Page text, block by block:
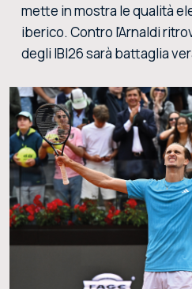
mette in mostra le qualità
iberico. Contro l'Arnaldi
degli IBI26 sarà battaglia